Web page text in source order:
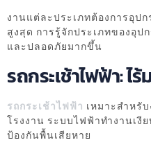
งานแต่ละประเภทต้องการอุป
สูงสุด การรู้จักประเภทของอุ
และปลอดภัยมากขึ้น
รถกระเช้าไฟฟ้า: ไ
รถกระเช้าไฟฟ้า เหมาะสำหรั
โรงงาน ระบบไฟฟ้าทำงานเ
ป้องกันพื้นเสียหาย